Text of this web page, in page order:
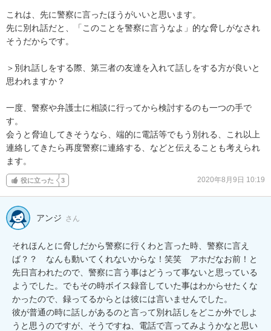
これは、先に警察に言ったほうがいいと思います。
先に別れ話だと、「このことを警察に言うなよ」的な脅しがなされ
そうだからです。
＞別れ話しをする際、第三者の友達を入れて話しをする方が良いと
思われますか？
一度、警察や弁護士に相談に行ってから検討するのも一つの手で
す。
会うと脅迫してきそうなら、端的に電話等でもう別れる、これ以上
連絡してきたら再度警察に連絡する、などと伝えることも考えられ
ます。
役に立った 3 2020年8月9日 10:19
アンジ さん
それほんとに脅しだから警察に行くわと言った時、警察に言え
ば？？　なんも動いてくれないからな！笑笑　アホだなお前！と
先日言われたので、警察に言う事はどうって事ないと思っている
ようでした。でもその時ボイス録音していた事はわからせたくな
かったので、録ってるからとは彼には言いませんでした。
彼が普通の時に話しがあるのと言って別れ話しをどこか外でしよ
うと思うのですが、そうですね、電話で言ってみようかなと思い